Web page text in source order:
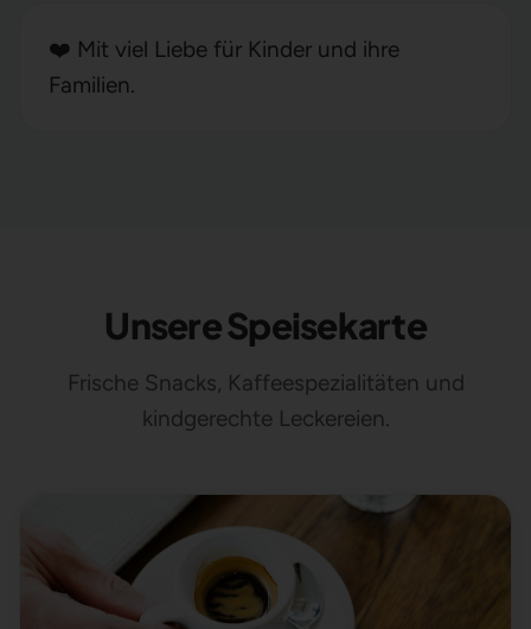
❤️ Mit viel Liebe für Kinder und ihre
Familien.
Unsere Speisekarte
Frische Snacks, Kaffeespezialitäten und
kindgerechte Leckereien.